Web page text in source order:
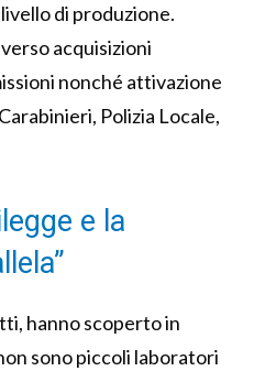
di produzione.
acquisizioni
nonché attivazione
Polizia Locale,
e la
hanno scoperto in
sono piccoli laboratori